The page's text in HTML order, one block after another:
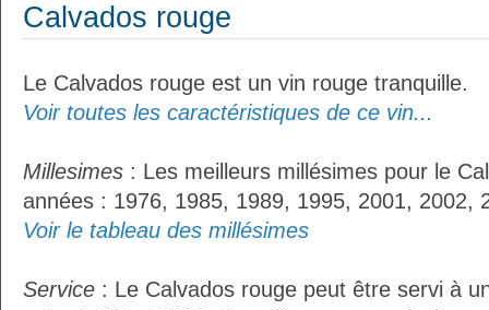
Calvados rouge
Le Calvados rouge est un vin rouge tranquille.
Voir toutes les caractéristiques de ce vin...
Millesimes : Les meilleurs millésimes pour le
années : 1976, 1985, 1989, 1995, 2001, 2002,
Voir le tableau des millésimes
Service : Le Calvados rouge peut être servi à